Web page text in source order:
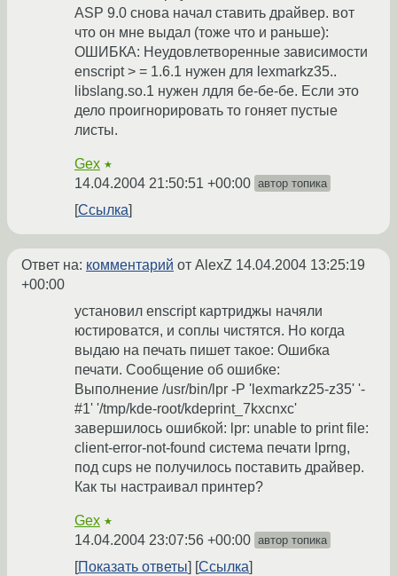
ASP 9.0 снова начал ставить драйвер. вот
что он мне выдал (тоже что и раньше):
ОШИБКА: Неудовлетворенные зависимости
enscript > = 1.6.1 нужен для lexmarkz35..
libslang.so.1 нужен лдля бе-бе-бе. Если это
дело проигнорировать то гоняет пустые
листы.
Gex ★
14.04.2004 21:50:51 +00:00 автор топика
Ссылка
Ответ на: комментарий от AlexZ 14.04.2004 13:25:19
+00:00
установил enscript картриджы начяли
юстироватся, и соплы чистятся. Но когда
выдаю на печать пишет такое: Ошибка
печати. Сообщение об ошибке:
Выполнение /usr/bin/lpr -P 'lexmarkz25-z35' '-
#1' '/tmp/kde-root/kdeprint_7kxcnxc'
завершилось ошибкой: lpr: unable to print file:
client-error-not-found система печати lprng,
под cups не получилось поставить драйвер.
Как ты настраивал принтер?
Gex ★
14.04.2004 23:07:56 +00:00 автор топика
Показать ответы Ссылка